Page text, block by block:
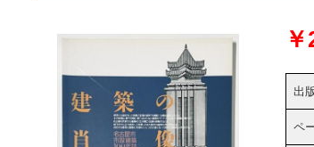
出
ペ